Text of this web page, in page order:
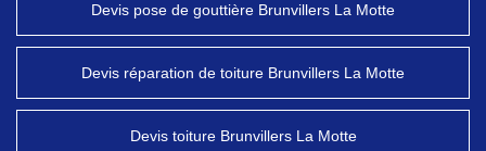
Devis pose de gouttière Brunvillers La Motte
Devis réparation de toiture Brunvillers La Motte
Devis toiture Brunvillers La Motte